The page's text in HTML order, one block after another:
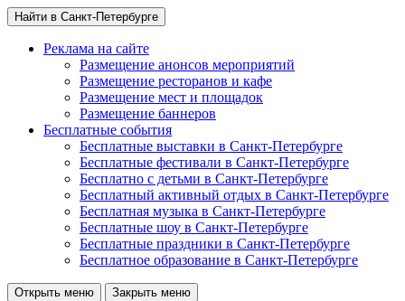
Найти в Санкт-Петербурге
Реклама на сайте
Размещение анонсов мероприятий
Размещение ресторанов и кафе
Размещение мест и площадок
Размещение баннеров
Бесплатные события
Бесплатные выставки в Санкт-Петербурге
Бесплатные фестивали в Санкт-Петербурге
Бесплатно с детьми в Санкт-Петербурге
Бесплатный активный отдых в Санкт-Петербурге
Бесплатная музыка в Санкт-Петербурге
Бесплатные шоу в Санкт-Петербурге
Бесплатные праздники в Санкт-Петербурге
Бесплатное образование в Санкт-Петербурге
Открыть меню Закрыть меню